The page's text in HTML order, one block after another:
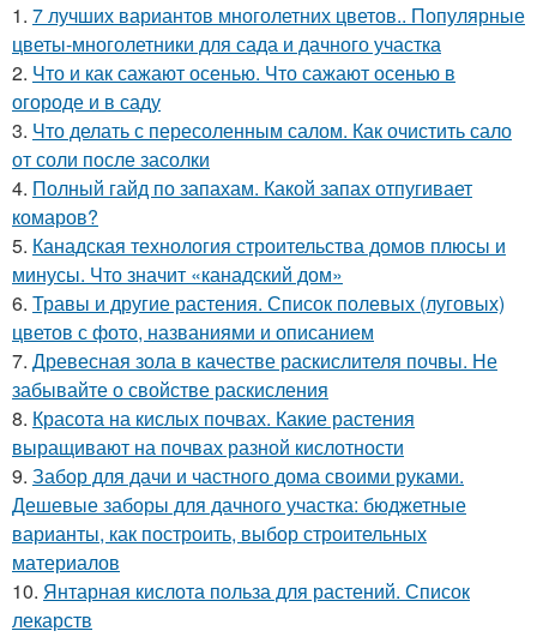
1. 7 лучших вариантов многолетних цветов.. Популярные
цветы-многолетники для сада и дачного участка
2. Что и как сажают осенью. Что сажают осенью в
огороде и в саду
3. Что делать с пересоленным салом. Как очистить сало
от соли после засолки
4. Полный гайд по запахам. Какой запах отпугивает
комаров?
5. Канадская технология строительства домов плюсы и
минусы. Что значит «канадский дом»
6. Травы и другие растения. Список полевых (луговых)
цветов с фото, названиями и описанием
7. Древесная зола в качестве раскислителя почвы. Не
забывайте о свойстве раскисления
8. Красота на кислых почвах. Какие растения
выращивают на почвах разной кислотности
9. Забор для дачи и частного дома своими руками.
Дешевые заборы для дачного участка: бюджетные
варианты, как построить, выбор строительных
материалов
10. Янтарная кислота польза для растений. Список
лекарств